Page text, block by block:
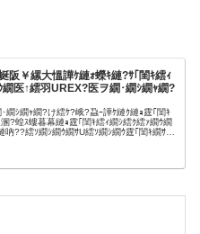
阪￥縲大慍譁ｹ縺ｫ蠑ｷ縺?ｻ｢閨ｷ繧ｨ
繝医↑繧羽UREX?医ヲ繝･繝ｼ繝ｬ繝?
繝ｼ繝ｬ繝?け繧ｹ?峨?蝨ｰ譁ｹ縺ｸ縺ｮ霆｢閨ｷ
?蝗ｽ螻暮幕縺ｮ霆｢閨ｷ繧ｨ繝ｼ繧ｸ繧ｧ繝ｳ繝
吶??繧ｿ繝ｼ繝ｳ繝ｻU繧ｿ繝ｼ繝ｳ霆｢閨ｷ繝ｻ豎